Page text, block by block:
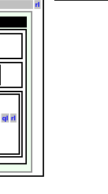
rl
ql rl